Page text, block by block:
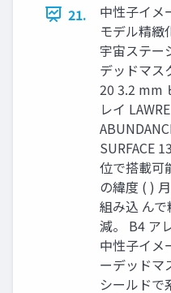
21.
中性子イメ
モデル精緻
宇宙ステー
デッドマス
20 3.2 mm
レイ
SURFACE
位で搭載可
の緯度 ( )
組み込 ん
減。 B4 ア
中性子イメ
ーデッドマ
シールドで